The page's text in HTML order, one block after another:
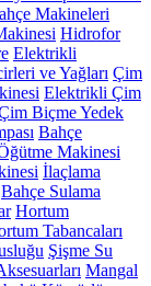
Makineleri
Hidrofor
Elektrikli
ve Yağları Çim
Elektrikli Çim
Biçme Yedek
Bahçe
Makinesi
İlaçlama
Bahçe Sulama
Hortum
Tabancaları
Şişme Su
Mangal